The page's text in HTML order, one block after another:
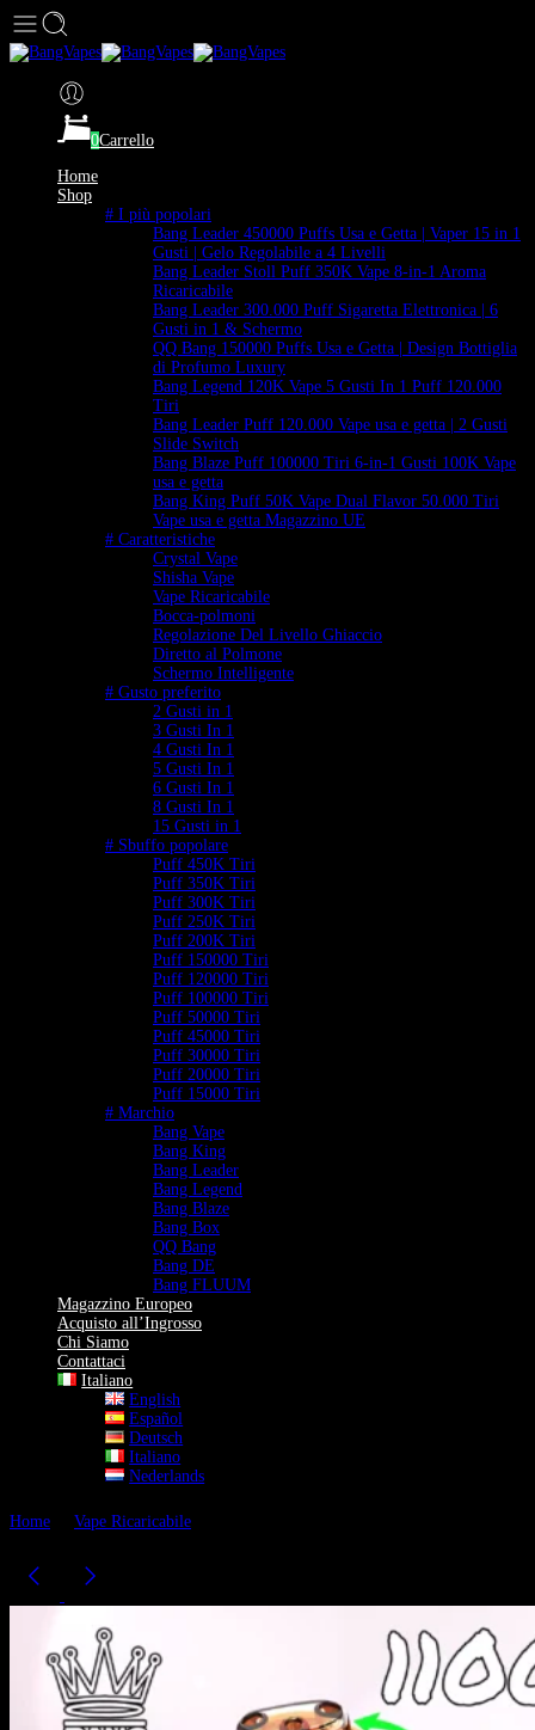
0Carrello
Home
Shop
# I più popolari
Bang Leader 450000 Puffs Usa e Getta | Vaper 15 in 1
Gusti | Gelo Regolabile a 4 Livelli
Bang Leader Stoll Puff 350K Vape 8-in-1 Aroma
Ricaricabile
Bang Leader 300.000 Puff Sigaretta Elettronica | 6
Gusti in 1 & Schermo
QQ Bang 150000 Puffs Usa e Getta | Design Bottiglia
di Profumo Luxury
Bang Legend 120K Vape 5 Gusti In 1 Puff 120.000
Tiri
Bang Leader Puff 120.000 Vape usa e getta | 2 Gusti
Slide Switch
Bang Blaze Puff 100000 Tiri 6-in-1 Gusti 100K Vape
usa e getta
Bang King Puff 50K Vape Dual Flavor 50.000 Tiri
Vape usa e getta Magazzino UE
# Caratteristiche
Crystal Vape
Shisha Vape
Vape Ricaricabile
Bocca-polmoni
Regolazione Del Livello Ghiaccio
Diretto al Polmone
Schermo Intelligente
# Gusto preferito
2 Gusti in 1
3 Gusti In 1
4 Gusti In 1
5 Gusti In 1
6 Gusti In 1
8 Gusti In 1
15 Gusti in 1
# Sbuffo popolare
Puff 450K Tiri
Puff 350K Tiri
Puff 300K Tiri
Puff 250K Tiri
Puff 200K Tiri
Puff 150000 Tiri
Puff 120000 Tiri
Puff 100000 Tiri
Puff 50000 Tiri
Puff 45000 Tiri
Puff 30000 Tiri
Puff 20000 Tiri
Puff 15000 Tiri
# Marchio
Bang Vape
Bang King
Bang Leader
Bang Legend
Bang Blaze
Bang Box
QQ Bang
Bang DE
Bang FLUUM
Magazzino Europeo
Acquisto all’Ingrosso
Chi Siamo
Contattaci
Italiano
English
Español
Deutsch
Italiano
Nederlands
Home Vape Ricaricabile